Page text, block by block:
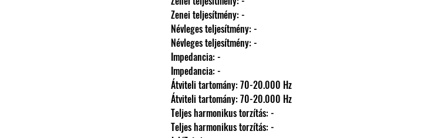
                Zenei teljesítmény: -
                Névleges teljesítmény: -
                Névleges teljesítmény: -
                Impedancia: -
                Impedancia: -
                Átviteli tartomány: 70-20.000 Hz
                Átviteli tartomány: 70-20.000 Hz
                Teljes harmonikus torzítás: -
                Teljes harmonikus torzítás: -